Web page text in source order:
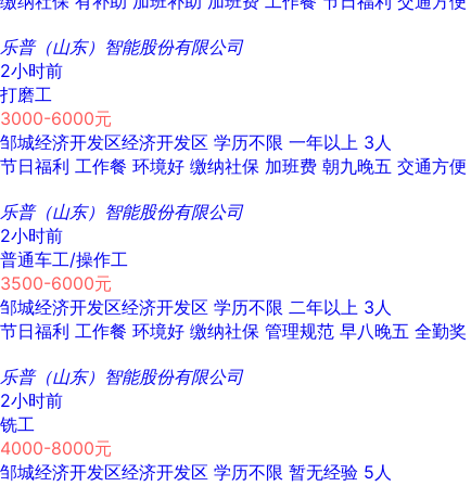
乐普（山东）智能股份有限公司
2小时前
打磨工
3000-6000元
邹城经济开发区经济开发区 学历不限 一年以上 3人
节日福利 工作餐 环境好 缴纳社保 加班费 朝九晚五 交通方便
乐普（山东）智能股份有限公司
2小时前
普通车工/操作工
3500-6000元
邹城经济开发区经济开发区 学历不限 二年以上 3人
节日福利 工作餐 环境好 缴纳社保 管理规范 早八晚五 全勤奖
乐普（山东）智能股份有限公司
2小时前
铣工
4000-8000元
邹城经济开发区经济开发区 学历不限 暂无经验 5人